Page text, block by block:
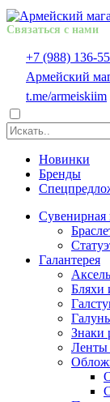
Связаться с нами
+7 (988) 136-
Армейский
t.me/armeiskiim
Новинки
Бренды
Сувенирная
Галантерея
Бляхи
Знаки
Ленты